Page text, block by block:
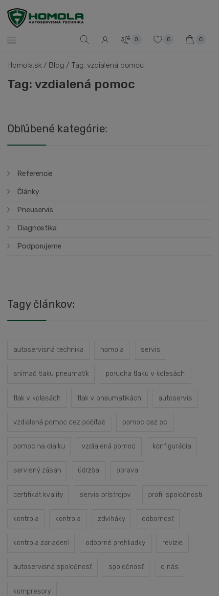
0 0 0
Homola.sk / Blog / Tag: vzdialená pomoc
Tag: vzdialená pomoc
Obľúbené kategórie:
Referencie
Články
Pneuservis
Diagnostika
Podporujeme
Tagy článkov:
autoservisná technika homola servis
snímač tlaku pneumatík porucha tlaku v kolesách
tlak v kolesách tlak v pneumatikách autoservis
vzdialená pomoc cez počítač pomoc cez pc
pomoc na diaľku vzdialená pomoc konfigurácia
servisný zásah údržba oprava
certifikát kvality servis prístrojov profil spoločnosti
kontrola kontrola zdviháky odbornosť
kontrola zariadení odborné prehliadky revízie
autoservisná spoločnosť spoločnosť o nás
kompresory